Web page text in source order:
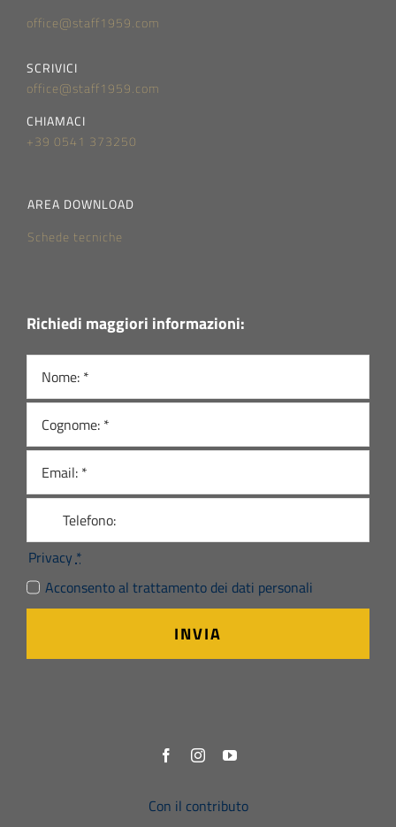
office@staff1959.com
SCRIVICI
office@staff1959.com
CHIAMACI
+39 0541 373250
AREA DOWNLOAD
Schede tecniche
Richiedi maggiori informazioni:
Privacy *
Acconsento al trattamento dei dati personali
INVIA
Con il contributo